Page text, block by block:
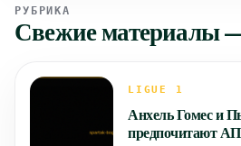
РУБРИКА
Свежие материалы
LIGUE 1
Анхель Гомес и
предпочитают